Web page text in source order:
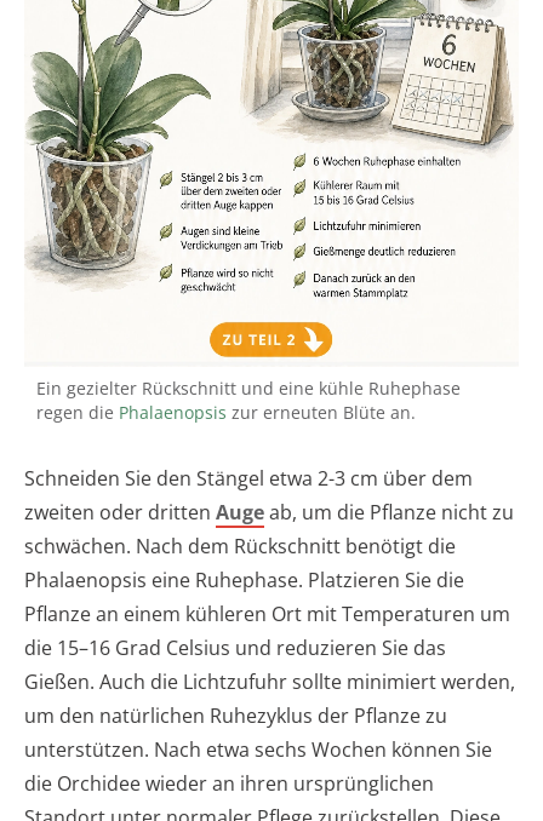
Ein gezielter Rückschnitt und eine kühle Ruhephase
regen die Phalaenopsis zur erneuten Blüte an.
Schneiden Sie den Stängel etwa 2-3 cm über dem
zweiten oder dritten Augeab, um die Pflanze nicht zu
schwächen. Nach dem Rückschnitt benötigt die
Phalaenopsis eine Ruhephase. Platzieren Sie die
Pflanze an einem kühleren Ort mit Temperaturen um
die 15–16 Grad Celsius und reduzieren Sie das
Gießen. Auch die Lichtzufuhr sollte minimiert werden,
um den natürlichen Ruhezyklus der Pflanze zu
unterstützen. Nach etwa sechs Wochen können Sie
die Orchidee wieder an ihren ursprünglichen